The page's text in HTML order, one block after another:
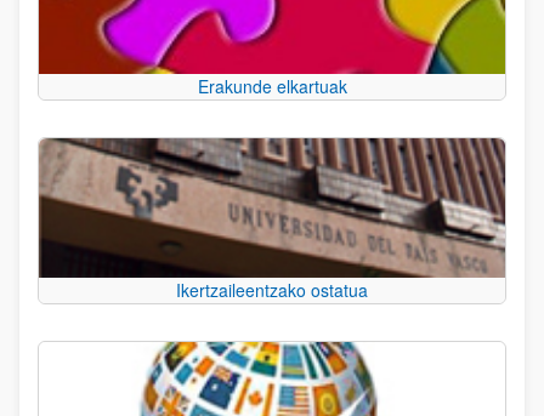
Erakunde elkartuak
Ikertzaileentzako ostatua